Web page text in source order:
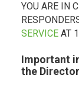
YOU ARE IN
SERVICE AT
Important
the